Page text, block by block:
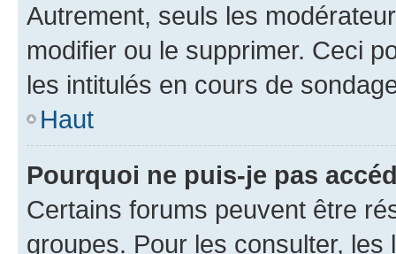
Autrement, seuls les
modifier ou le supprimer. Ceci
les intitulés en cours de
Haut
Pourquoi ne puis-je pas
Certains forums peuvent être
groupes. Pour les consulter,